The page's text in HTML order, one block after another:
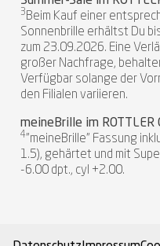
3 Beim Kauf einer
Sonnenbrille erhältst Du
zum 23.09.2026. Eine
großer Nachfrage,
Verfügbar solange der
den Filialen variieren.
meineBrille im ROTTLER
4"meineBrille" Fassung
1.5), gehärtet und mit
-6.00 dpt., cyl +2.00.